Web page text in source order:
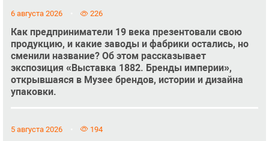
6 августа 2026 226
Как предприниматели 19 века презентовали свою
продукцию, и какие заводы и фабрики остались, но
сменили название? Об этом рассказывает
экспозиция «Выставка 1882. Бренды империи»,
открывшаяся в Музее брендов, истории и дизайна
упаковки.
5 августа 2026 194